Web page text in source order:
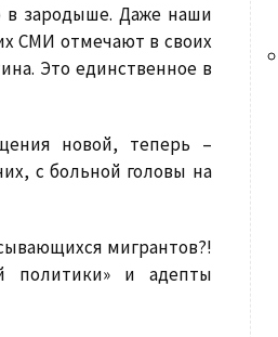
в зародыше. Даже наши
СМИ отмечают в своих
Это единственное в
новой, теперь –
с больной головы на
мигрантов?!
политики» и адепты